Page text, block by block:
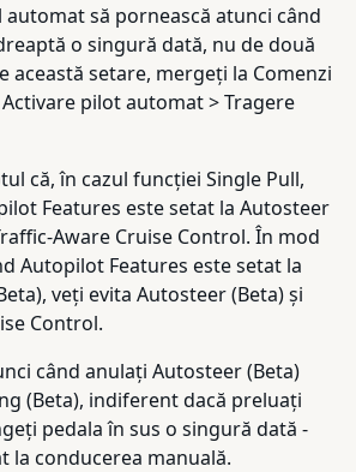
să pornească atunci când
o singură dată, nu de două
această setare, mergeți la Comenzi
pilot automat > Tragere
că, în cazul funcției Single Pull,
Features este setat la Autosteer
Aware Cruise Control. În mod
Autopilot Features este setat la
veți evita Autosteer (Beta) și
Control.
când anulați Autosteer (Beta)
(Beta), indiferent dacă preluați
pedala în sus o singură dată -
la conducerea manuală.